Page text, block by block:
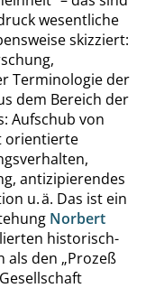
wesentliche
skizziert:
Terminologie der
dem Bereich der
Aufschub von
orientierte
antizipierendes
u. ä. Das ist ein
Norbert
historisch-
als den „Prozeß